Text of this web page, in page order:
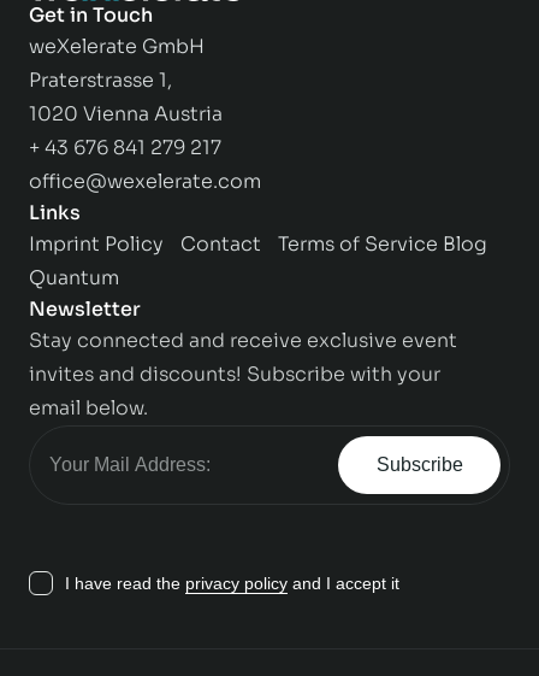
Get in Touch
weXelerate GmbH
Praterstrasse 1,
1020 Vienna Austria
+ 43 676 841 279 217
office@wexelerate.com
Links
Imprint Policy Contact Terms of Service Blog
Quantum
Newsletter
Stay connected and receive exclusive event
invites and discounts! Subscribe with your
email below.
I have read the privacy policy and I accept it
Subscribe